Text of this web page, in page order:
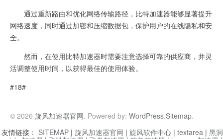
通过重新路由和优化网络传输路径，比特加速器能够显著提升
网络速度，同时通过加密和压缩数据包，保护用户的在线隐私和安
全。
然而，在使用比特加速器时需要注意选择可靠的供应商，并灵
活调整使用时间，以获得最佳的使用体验。
#18#
© 2026 旋风加速器官网. Powered by: WordPress.Sitemap.
友情链接： SITEMAP | 旋风加速器官网 | 旋风软件中心 | textarea | 黑